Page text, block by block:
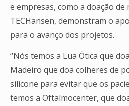
e empresas, como a doação
TECHansen, demonstram o
para o avanço dos projetos.
“Nós temos a Lua Ótica que
Madeiro que doa colheres de
silicone para evitar que os
temos a Oftalmocenter, que